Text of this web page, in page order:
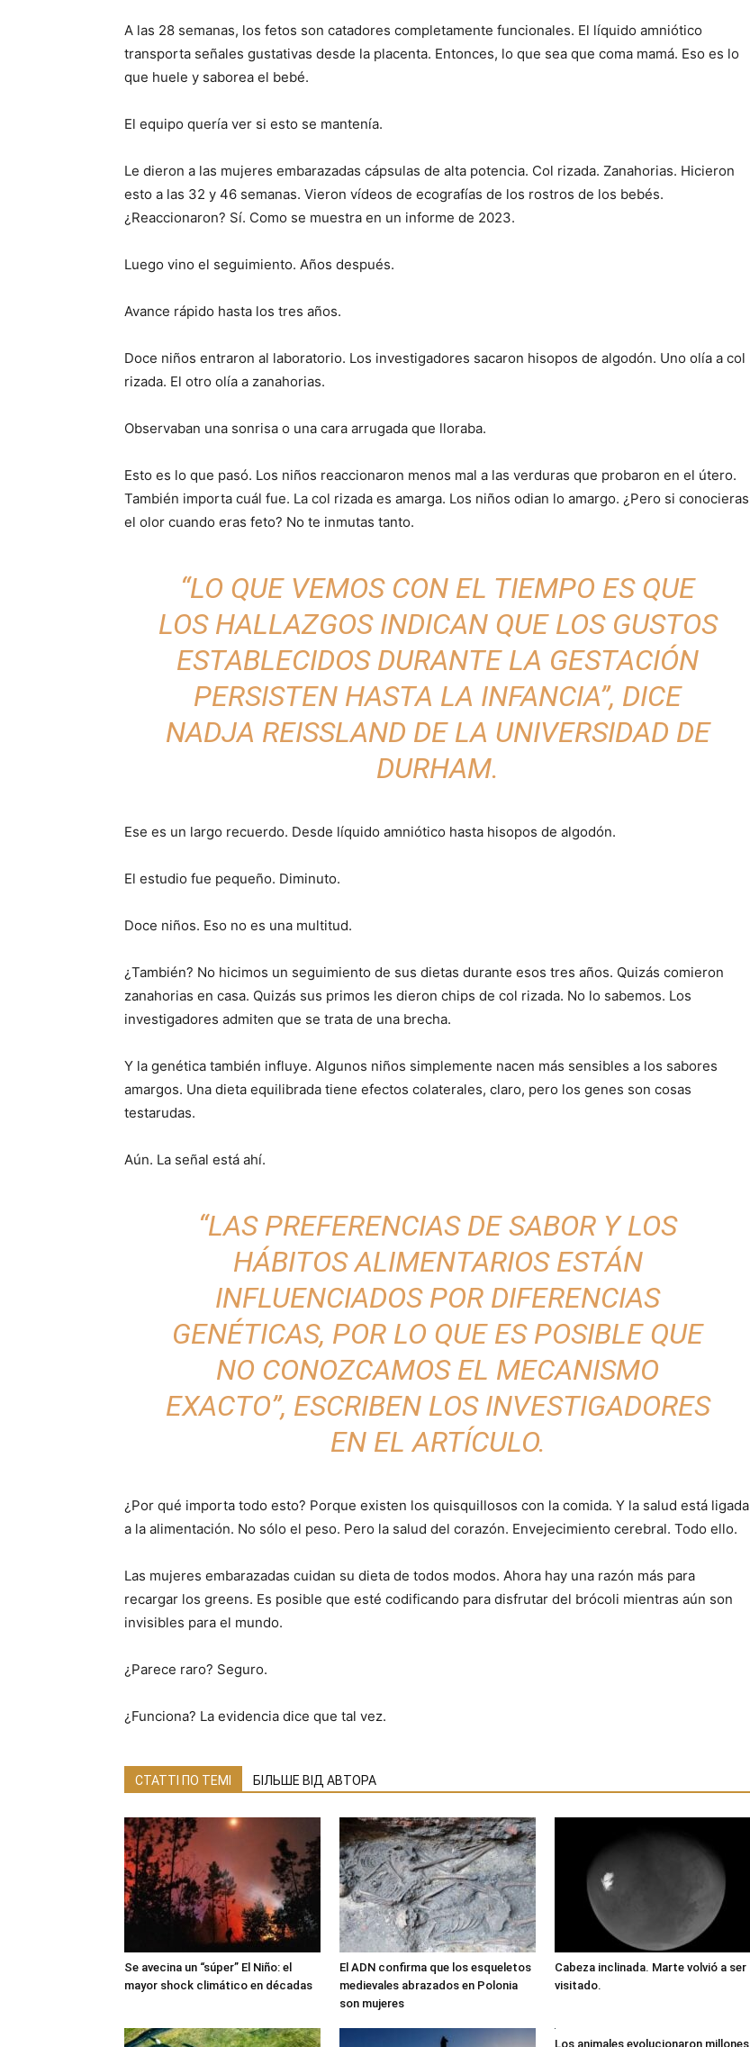
A las 28 semanas, los fetos son catadores completamente funcionales. El líquido amniótico
transporta señales gustativas desde la placenta. Entonces, lo que sea que coma mamá. Eso es lo
que huele y saborea el bebé.
El equipo quería ver si esto se mantenía.
Le dieron a las mujeres embarazadas cápsulas de alta potencia. Col rizada. Zanahorias. Hicieron
esto a las 32 y 46 semanas. Vieron vídeos de ecografías de los rostros de los bebés.
¿Reaccionaron? Sí. Como se muestra en un informe de 2023.
Luego vino el seguimiento. Años después.
Avance rápido hasta los tres años.
Doce niños entraron al laboratorio. Los investigadores sacaron hisopos de algodón. Uno olía a col
rizada. El otro olía a zanahorias.
Observaban una sonrisa o una cara arrugada que lloraba.
Esto es lo que pasó. Los niños reaccionaron menos mal a las verduras que probaron en el útero.
También importa cuál fue. La col rizada es amarga. Los niños odian lo amargo. ¿Pero si conocieras
el olor cuando eras feto? No te inmutas tanto.
“LO QUE VEMOS CON EL TIEMPO ES QUE
LOS HALLAZGOS INDICAN QUE LOS GUSTOS
ESTABLECIDOS DURANTE LA GESTACIÓN
PERSISTEN HASTA LA INFANCIA”, DICE
NADJA REISSLAND DE LA UNIVERSIDAD DE
DURHAM.
Ese es un largo recuerdo. Desde líquido amniótico hasta hisopos de algodón.
El estudio fue pequeño. Diminuto.
Doce niños. Eso no es una multitud.
¿También? No hicimos un seguimiento de sus dietas durante esos tres años. Quizás comieron
zanahorias en casa. Quizás sus primos les dieron chips de col rizada. No lo sabemos. Los
investigadores admiten que se trata de una brecha.
Y la genética también influye. Algunos niños simplemente nacen más sensibles a los sabores
amargos. Una dieta equilibrada tiene efectos colaterales, claro, pero los genes son cosas
testarudas.
Aún. La señal está ahí.
“LAS PREFERENCIAS DE SABOR Y LOS
HÁBITOS ALIMENTARIOS ESTÁN
INFLUENCIADOS POR DIFERENCIAS
GENÉTICAS, POR LO QUE ES POSIBLE QUE
NO CONOZCAMOS EL MECANISMO
EXACTO”, ESCRIBEN LOS INVESTIGADORES
EN EL ARTÍCULO.
¿Por qué importa todo esto? Porque existen los quisquillosos con la comida. Y la salud está ligada
a la alimentación. No sólo el peso. Pero la salud del corazón. Envejecimiento cerebral. Todo ello.
Las mujeres embarazadas cuidan su dieta de todos modos. Ahora hay una razón más para
recargar los greens. Es posible que esté codificando para disfrutar del brócoli mientras aún son
invisibles para el mundo.
¿Parece raro? Seguro.
¿Funciona? La evidencia dice que tal vez.
СТАТТІ ПО ТЕМІ БІЛЬШЕ ВІД АВТОРА
Se avecina un “súper” El Niño: el
mayor shock climático en décadas
El ADN confirma que los esqueletos
medievales abrazados en Polonia
son mujeres
Cabeza inclinada. Marte volvió a ser
visitado.
Los animales evolucionaron millones